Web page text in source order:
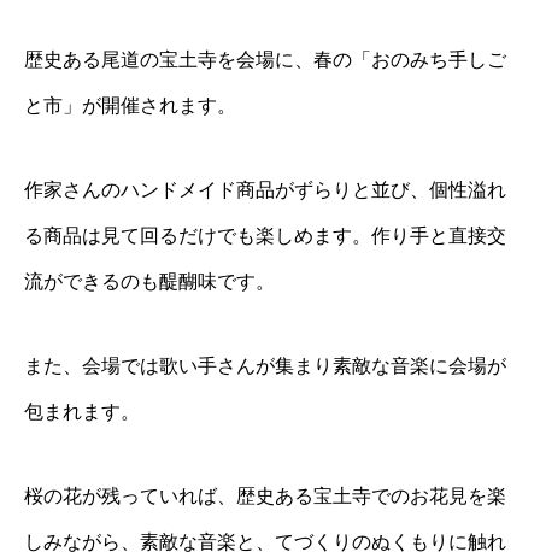
歴史ある尾道の宝土寺を会場に、春の「おのみち手しご
と市」が開催されます。
作家さんのハンドメイド商品がずらりと並び、個性溢れ
る商品は見て回るだけでも楽しめます。作り手と直接交
流ができるのも醍醐味です。
また、会場では歌い手さんが集まり素敵な音楽に会場が
包まれます。
桜の花が残っていれば、歴史ある宝土寺でのお花見を楽
しみながら、素敵な音楽と、てづくりのぬくもりに触れ